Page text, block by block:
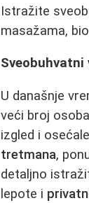
Istražite
masažama,
U današnje
veći broj
izgled i
tretmana,
detaljno
lepote i